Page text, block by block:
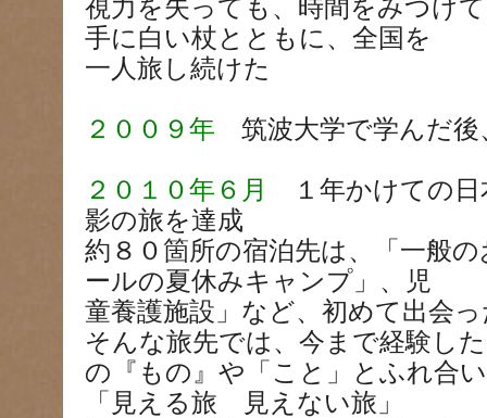
視力を失っても、時間をみつけ
手に白い杖とともに、全国を
一人旅し続けた
２００９年 筑波大学で学んだ
２０１０年６月
１年かけての
影の旅を達成
約８０箇所の宿泊先は、「一般
ールの夏休みキャンプ」、児
童養護施設」など、初めて出会
そんな旅先では、今まで経験し
の『もの』や「こと」とふれ合い
「見える旅 見えない旅」